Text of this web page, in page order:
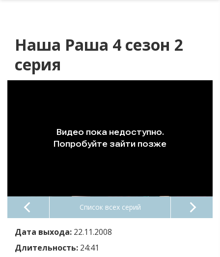
Наша Раша 4 сезон 2
серия
Список всех серий
Дата выхода: 22.11.2008
Длительность: 24:41